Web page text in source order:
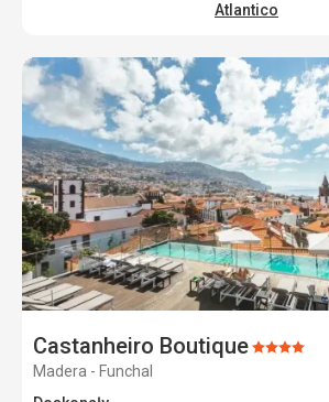
Atlantico
Castanheiro BoutiqueOcena:
Madera - Funchal